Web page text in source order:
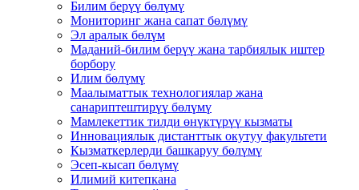
Билим берүү бөлүмү
Мониторинг жана сапат бөлүмү
Эл аралык бөлүм
Маданий-билим берүү жана тарбиялык иштер
борбору
Илим бөлүмү
Маалыматтык технологиялар жана
санариптештирүү бөлүмү
Мамлекеттик тилди өнүктүрүү кызматы
Инновациялык дистанттык окутуу факультети
Кызматкерлерди башкаруу бөлүмү
Эсеп-кысап бөлүмү
Илимий китепкана